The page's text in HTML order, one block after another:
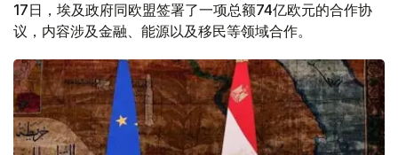
17日，埃及政府同欧盟签署了一项总额74亿欧元的合作协
议，内容涉及金融、能源以及移民等领域合作。